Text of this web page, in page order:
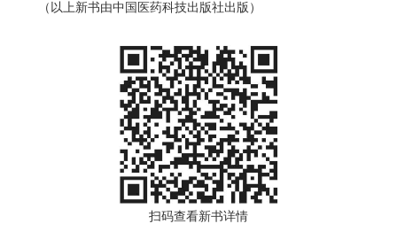
（以上新书由中国医药科技出版社出版）
扫码查看新书详情